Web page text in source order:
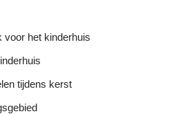
voor het kinderhuis
tijdens kerst